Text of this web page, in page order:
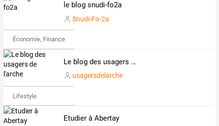
le blog snudi-fo2a
Snudi-Fo-2a
Économie, Finance & Droit
Le blog des usagers de l'arche
usagersdelarche
Lifestyle
Etudier à Abertay